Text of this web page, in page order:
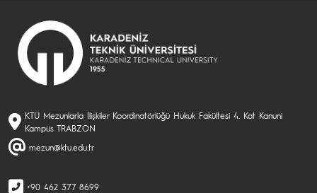
KTÜ Mezunlarla İlişkiler Koordinatörlüğü Hukuk Fakültesi 4. Kat Kanuni
Kampüs TRABZON
mezun@ktu.edu.tr
+90 462 377 8699